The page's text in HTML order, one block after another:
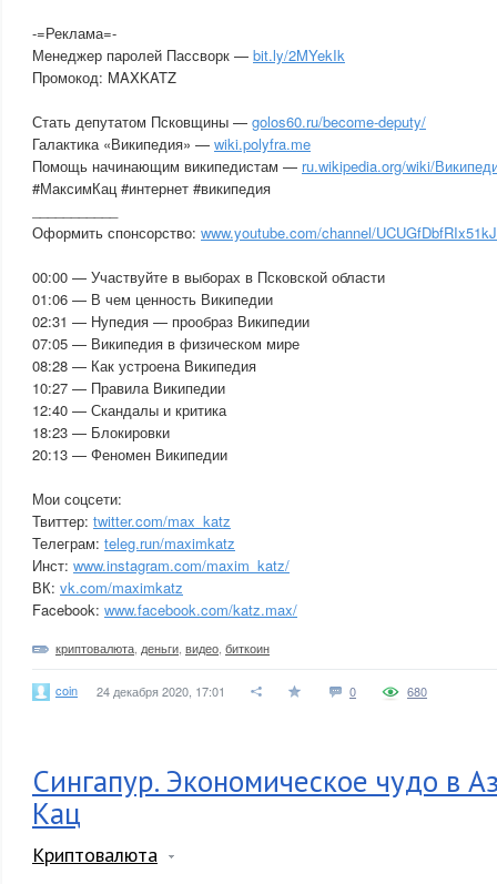
-=Реклама=-
Менеджер паролей Пассворк — bit.ly/2MYekIk
Промокод: MAXKATZ
Стать депутатом Псковщины — golos60.ru/become-deputy/
Галактика «Википедия» — wiki.polyfra.me
Помощь начинающим википедистам — ru.wikipedia.org/wiki/
#МаксимКац #интернет #википедия
Оформить спонсорство: www.youtube.com/channel/
00:00 — Участвуйте в выборах в Псковской области
01:06 — В чем ценность Википедии
02:31 — Нупедия — прообраз Википедии
07:05 — Википедия в физическом мире
08:28 — Как устроена Википедия
10:27 — Правила Википедии
12:40 — Скандалы и критика
18:23 — Блокировки
20:13 — Феномен Википедии
Мои соцсети:
Твиттер: twitter.com/max_katz
Телеграм: teleg.run/maximkatz
Инст: www.instagram.com/maxim_katz/
ВК: vk.com/maximkatz
Facebook: www.facebook.com/katz.max/
криптовалюта деньги видео биткоин
coin 24 декабря 2020, 17:01 0 680
Сингапур. Экономическое чудо в
Кац
Криптовалюта